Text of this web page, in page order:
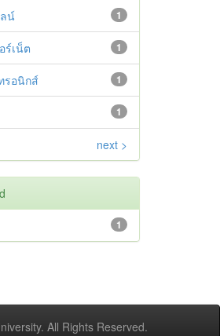
1
น์
1
ร์เน็ต
1
รอนิกส์
1
next >
1
All Rights Reserved.